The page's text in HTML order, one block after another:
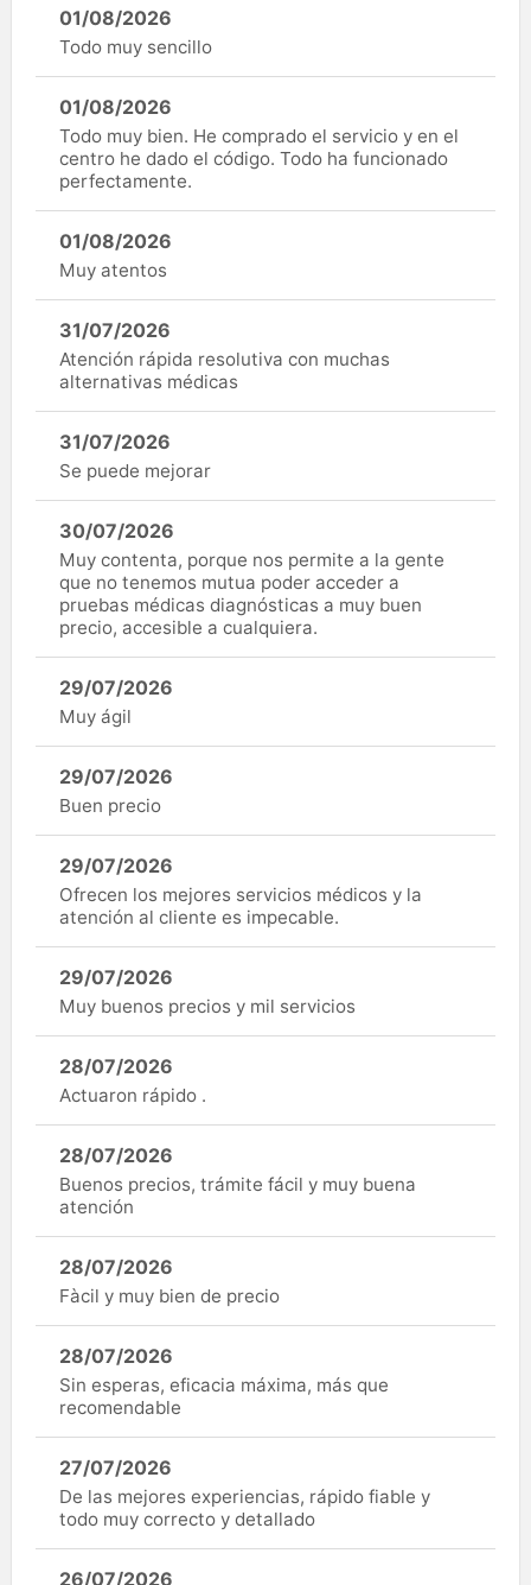
01/08/2026
Todo muy sencillo
01/08/2026
Todo muy bien. He comprado el servicio y en el
centro he dado el código. Todo ha funcionado
perfectamente.
01/08/2026
Muy atentos
31/07/2026
Atención rápida resolutiva con muchas
alternativas médicas
31/07/2026
Se puede mejorar
30/07/2026
Muy contenta, porque nos permite a la gente
que no tenemos mutua poder acceder a
pruebas médicas diagnósticas a muy buen
precio, accesible a cualquiera.
29/07/2026
Muy ágil
29/07/2026
Buen precio
29/07/2026
Ofrecen los mejores servicios médicos y la
atención al cliente es impecable.
29/07/2026
Muy buenos precios y mil servicios
28/07/2026
Actuaron rápido .
28/07/2026
Buenos precios, trámite fácil y muy buena
atención
28/07/2026
Fàcil y muy bien de precio
28/07/2026
Sin esperas, eficacia máxima, más que
recomendable
27/07/2026
De las mejores experiencias, rápido fiable y
todo muy correcto y detallado
26/07/2026